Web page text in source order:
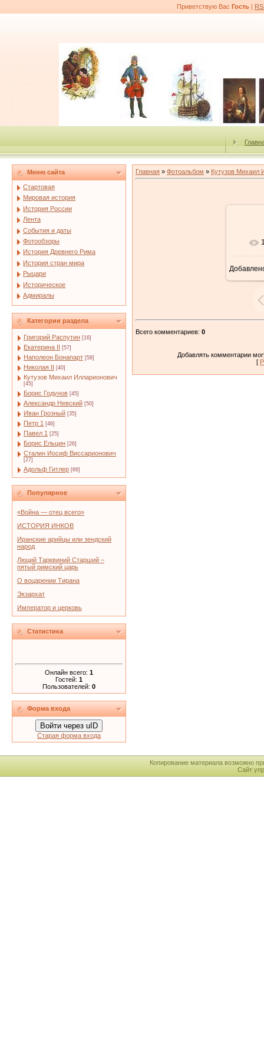
Приветствую Вас Гость |
Меню сайта
Стартовая
Мировая история
История России
Лента
События и даты
Фотообзоры
История Древнего Рима
История стран мира
Рыцари
Историческое
Адмиралы
Категории раздела
Григорий Распутин [16]
Екатерина II [57]
Наполеон Бонапарт [58]
Николая II [40]
Кутузов Михаил Илларионович
[45]
Борис Годунов [45]
Александр Невский [50]
Иван Грозный [35]
Петр 1 [46]
Павел 1 [25]
Борис Ельцин [26]
Сталин Иосиф Виссарионович
[27]
Адольф Гитлер [66]
Популярное
«Война — отец всего»
ИСТОРИЯ ИНКОВ
Иранские арийцы или зендский
народ
Люций Тарквиний Старший –
пятый римский царь
О воцарении Тирана
Экзархат
Император и церковь
Статистика
Онлайн всего: 1
Гостей: 1
Пользователей: 0
Форма входа
Войти через uID
Старая форма входа
Главная » Фотоальбом » Кутузов Михаил
Всего комментариев: 0
Добавлять комментарии
[
Копирование материала возможно
Сайт